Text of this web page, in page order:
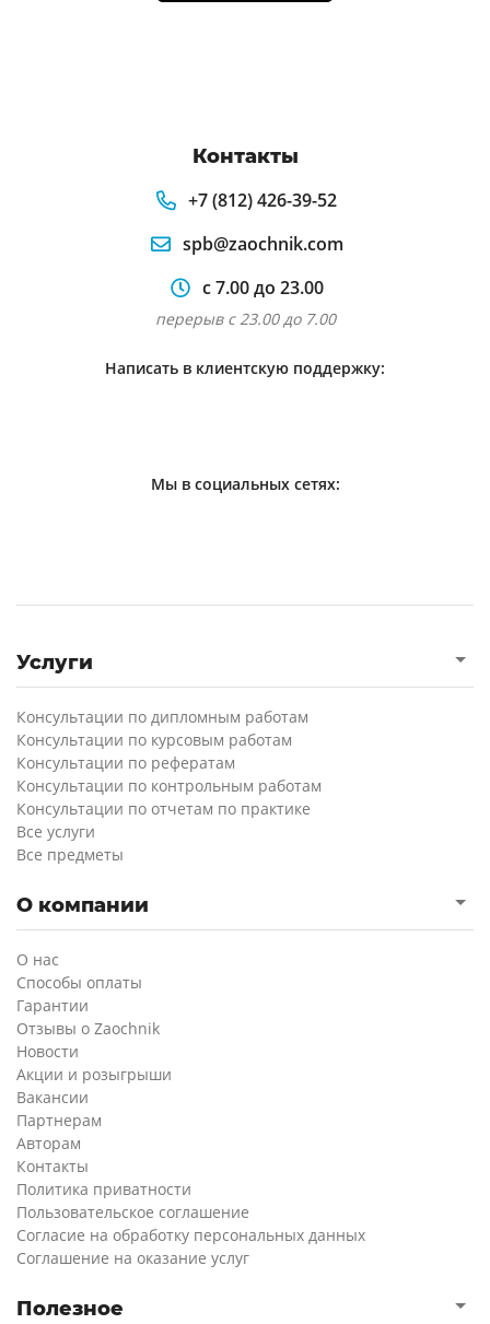
Контакты
+7 (812) 426-39-52
spb@zaochnik.com
с 7.00 до 23.00
перерыв с 23.00 до 7.00
Написать в клиентскую поддержку:
Мы в социальных сетях:
Услуги
Консультации по дипломным работам
Консультации по курсовым работам
Консультации по рефератам
Консультации по контрольным работам
Консультации по отчетам по практике
Все услуги
Все предметы
О компании
О нас
Способы оплаты
Гарантии
Отзывы о Zaochnik
Новости
Акции и розыгрыши
Вакансии
Партнерам
Авторам
Контакты
Политика приватности
Пользовательское соглашение
Согласие на обработку персональных данных
Соглашение на оказание услуг
Полезное